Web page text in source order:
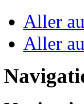
Aller
Aller